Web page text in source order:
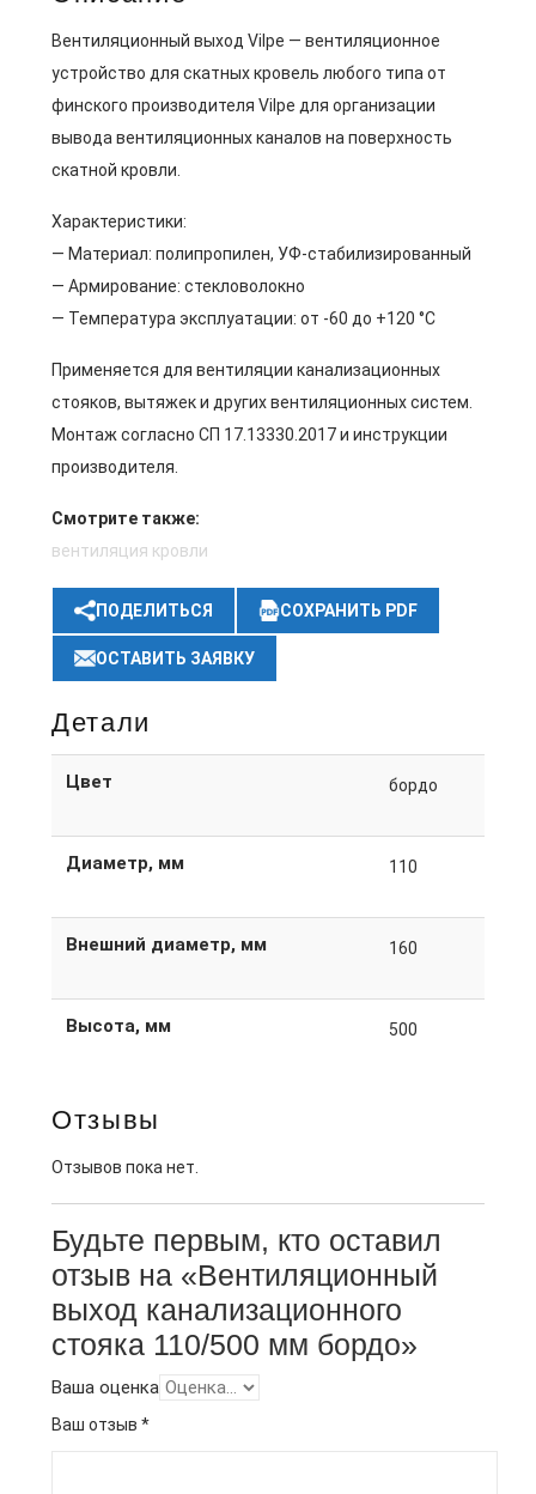
Вентиляционный выход Vilpe — вентиляционное
устройство для скатных кровель любого типа от
финского производителя Vilpe для организации
вывода вентиляционных каналов на поверхность
скатной кровли.
Характеристики:
— Материал: полипропилен, УФ-стабилизированный
— Армирование: стекловолокно
— Температура эксплуатации: от -60 до +120 °C
Применяется для вентиляции канализационных
стояков, вытяжек и других вентиляционных систем.
Монтаж согласно СП 17.13330.2017 и инструкции
производителя.
Смотрите также:
вентиляция кровли
ПОДЕЛИТЬСЯ СОХРАНИТЬ PDF
ОСТАВИТЬ ЗАЯВКУ
Детали
Цвет бордо
Диаметр, мм 110
Внешний диаметр, мм 160
Высота, мм 500
Отзывы
Отзывов пока нет.
Будьте первым, кто оставил
отзыв на «Вентиляционный
выход канализационного
стояка 110/500 мм бордо»
Ваша оценка
Ваш отзыв *